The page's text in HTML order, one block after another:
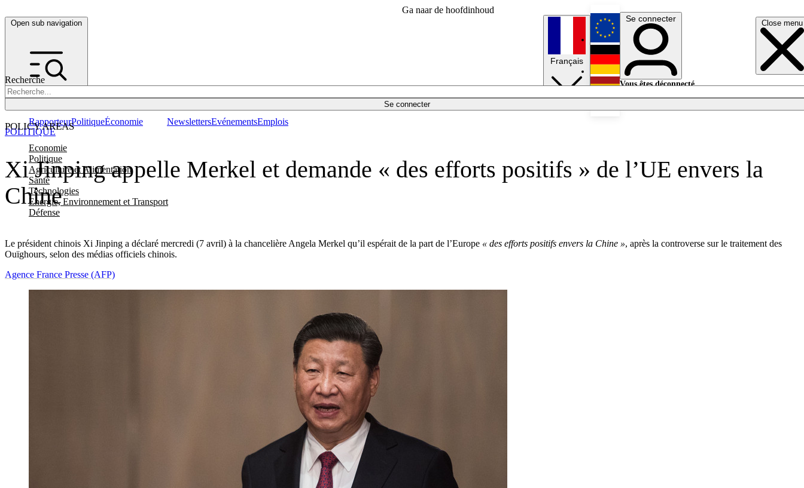
Ga naar de hoofdinhoud
Open sub navigation Close menu
Recherche
Se connecter
POLICY AREAS
Economie
Politique
Agriculture et Alimentation
Santé
Technologies
Energie, Environnement et Transport
Défense
RapporteurPolitiqueÉconomie NewslettersEvénementsEmplois
Français
English
Deutsch
Se connecter
Vous êtes déconnecté.
Xi Jinping appelle Merkel et demande « des efforts positifs » de l’UE envers la
Chine
Le président chinois Xi Jinping a déclaré mercredi (7 avril) à la chancelière Angela Merkel qu’il espérait de la part de l’Europe « des efforts positifs envers la Chine », après la controverse sur le traitement des
Ouïghours, selon des médias officiels chinois.
POLITIQUE
Agence France Presse (AFP)